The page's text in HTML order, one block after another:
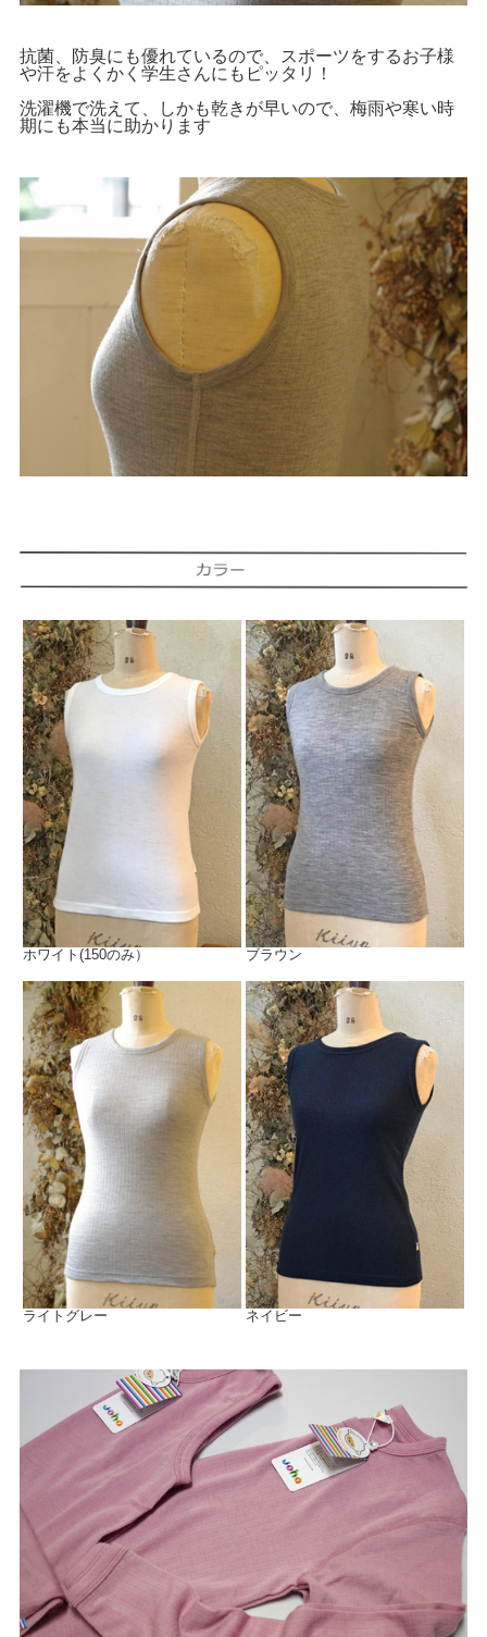
抗菌、防臭にも優れているので、スポーツをするお子様
や汗をよくかく学生さんにもピッタリ！
洗濯機で洗えて、しかも乾きが早いので、梅雨や寒い時
期にも本当に助かります
ホワイト(150のみ） ブラウン
ライトグレー ネイビー